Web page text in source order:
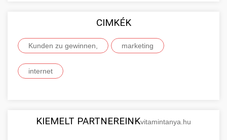
CIMKÉK
Kunden zu gewinnen, marketing
internet
KIEMELT PARTNEREINKvitamintanya.hu